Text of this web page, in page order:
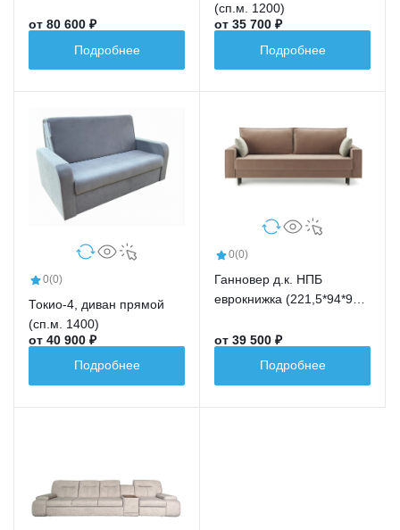
от 80 600 ₽
Подробнее
(сп.м. 1200)
от 35 700 ₽
Подробнее
0(0)
Токио-4, диван прямой
(сп.м. 1400)
от 40 900 ₽
Подробнее
0(0)
Ганновер д.к. НПБ
еврокнижка (221,5*94*91,5
от 39 500 ₽
Подробнее